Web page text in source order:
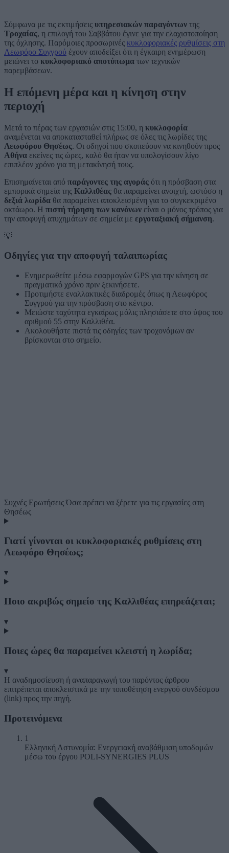
Σύμφωνα με τις εκτιμήσεις υπηρεσιακών παραγόντων της
Τροχαίας, η επιλογή του Σαββάτου έγινε για την ελαχιστοποίηση
της όχλησης. Παρόμοιες προσωρινές κυκλοφοριακές ρυθμίσεις στη
Λεωφόρο Συγγρού έχουν αποδείξει ότι η έγκαιρη ενημέρωση
μειώνει το κυκλοφοριακό αποτύπωμα των τεχνικών
παρεμβάσεων.
Η επόμενη μέρα και η κίνηση στην
περιοχή
Μετά το πέρας των εργασιών στις 15:00, η κυκλοφορία
αναμένεται να αποκατασταθεί πλήρως σε όλες τις λωρίδες της
Λεωφόρου Θησέως. Οι οδηγοί που σκοπεύουν να κινηθούν προς
Αθήνα εκείνες τις ώρες, καλό θα ήταν να υπολογίσουν λίγο
επιπλέον χρόνο για τη μετακίνησή τους.
Επισημαίνεται από παράγοντες της αγοράς ότι η πρόσβαση στα
εμπορικά σημεία της Καλλιθέας θα παραμείνει ανοιχτή, ωστόσο η
δεξιά λωρίδα θα παραμείνει αποκλεισμένη για το συγκεκριμένο
οκτάωρο. Η πιστή τήρηση των κανόνων είναι ο μόνος τρόπος για
την αποφυγή ατυχημάτων σε σημεία με εργοταξιακή σήμανση.
💡
Οδηγίες για την αποφυγή ταλαιπωρίας
Ενημερωθείτε μέσω εφαρμογών GPS για την κίνηση σε
πραγματικό χρόνο πριν ξεκινήσετε.
Προτιμήστε εναλλακτικές διαδρομές όπως η Λεωφόρος
Συγγρού για την πρόσβαση στο κέντρο.
Μειώστε ταχύτητα εγκαίρως μόλις πλησιάσετε στο ύψος του
αριθμού 55 στην Καλλιθέα.
Ακολουθήστε πιστά τις οδηγίες των τροχονόμων αν
βρίσκονται στο σημείο.
Συχνές ΕρωτήσειςΌσα πρέπει να ξέρετε για τις εργασίες στη
Θησέως
Γιατί γίνονται οι κυκλοφοριακές ρυθμίσεις στη
Λεωφόρο Θησέως;
▾
Ποιο ακριβώς σημείο της Καλλιθέας επηρεάζεται;
▾
Ποιες ώρες θα παραμείνει κλειστή η λωρίδα;
▾
Η αναδημοσίευση ή αναπαραγωγή του παρόντος άρθρου
επιτρέπεται αποκλειστικά με την τοποθέτηση ενεργού συνδέσμου
(link) προς την πηγή.
Προτεινόμενα
1
Ελληνική Αστυνομία: Ενεργειακή αναβάθμιση υποδομών
μέσω του έργου POLI-SYNERGIES PLUS